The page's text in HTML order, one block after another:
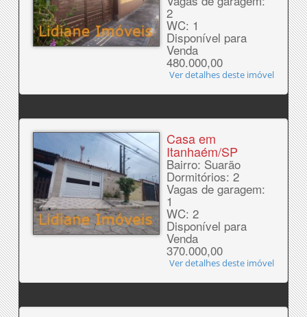
2
WC: 1
Disponível para
Venda
480.000,00
Ver detalhes deste imóvel
Casa em
Itanhaém/SP
Bairro: Suarão
Dormitórios: 2
Vagas de garagem:
1
WC: 2
Disponível para
Venda
370.000,00
Ver detalhes deste imóvel